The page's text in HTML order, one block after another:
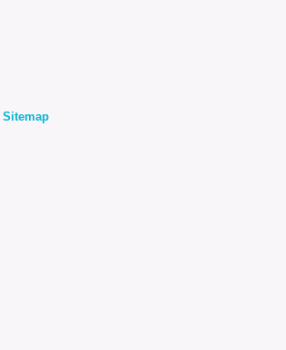
Sitemap